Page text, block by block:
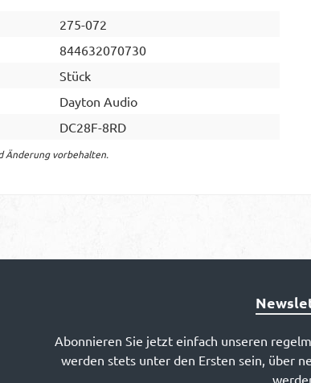
275-072
844632070730
Stück
Dayton Audio
DC28F-8RD
Änderung vorbehalten.
Abonnieren Sie jetzt einfach unseren
werden stets unter den Ersten sein, über